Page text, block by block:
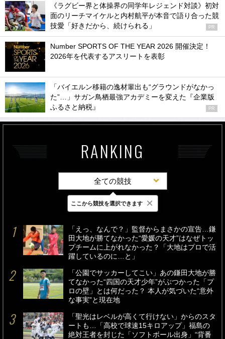
《ラグビー界と体操界の同学年レジェンド対談》初対
面のリーチマイケルと内村航平が本音で語り合った競
技愛「好きだから、続けられる」
PR
Number SPORTS OF THE YEAR 2026 開催決定！
2026年を代表するアスリートを表彰
「バイエルン移籍の逸材輩出も“グラウンドがなかっ
た”…」サガン鳥栖最強アカデミーを変えた『企業版
ふるさと納税』
PR
RANKING
全ての競技
最新 24時間 週間
「えっ、なんで？」監督からまさかの宣告…鎌
田大地が勝てなかった“愛媛の天才”はなぜトッ
プチームに上がれなかった？「大地はプロで活
躍しているのに…と」
「公園でサッカーしてこい」あの鎌田大地が勝
てなかった“四国の天才少年”がぶつかった「プ
ロの壁」とは何だった？ 本人が気づいた“意外
な事実”と現在地
「聖光はレベルが高くて行けない」からのスタ
ートも…「高校で球速15キロアップ」福島の
絶対王者を封じた「ソフトボール出身」“背番
ここから競技を選択できます ×